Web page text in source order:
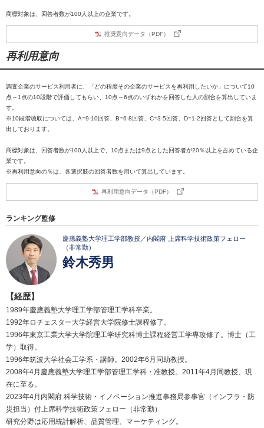
商標対象は、回答者数が100人以上の企業です。
推奨意向データ（PDF）
再利用意向
調査企業のサービス利用者に、「どの程度その企業のサービスを再利用したいか」について10
点～1点の10段階で評価してもらい、10点～6点のいずれかを回答した人の割合を算出していま
す。
※10段階聴取については、A=9-10回答、B=6-8回答、C=3-5回答、D=1-2回答として割合を算
出しております。
商標対象は、回答者数が100人以上で、10点または9点とした回答者が20％以上を占めている企
業です。
※再利用意向の％は、各選択肢の回答者数を用いて算出しています。
再利用意向データ（PDF）
ランキング監修
慶應義塾大学理工学部教授／内閣府 上席科学技術政策フェロー
（非常勤）
鈴木秀男
【経歴】
1989年慶應義塾大学理工学部管理工学科卒業。
1992年ロチェスター大学経営大学院修士課程修了。
1996年東京工業大学大学院理工学研究科博士課程経営工学専攻修了。博士（工
学）取得。
1996年筑波大学社会工学系・講師。2002年6月同助教授。
2008年4月慶應義塾大学理工学部管理工学科・准教授。2011年4月同教授、現
在に至る。
2023年4月内閣府 科学技術・イノベーション推進事務局参事官（インフラ・防
災担当）付上席科学技術政策フェロー（非常勤）
研究分野は応用統計解析、品質管理、マーケティング。